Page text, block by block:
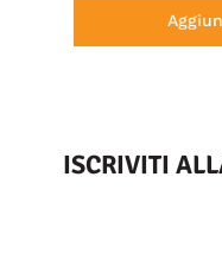
ISCRIVITI